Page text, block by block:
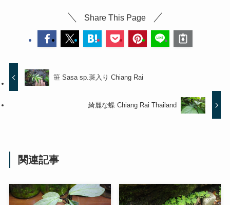
Share This Page
笹 Sasa sp.斑入り Chiang Rai
綺麗な蝶 Chiang Rai Thailand
関連記事